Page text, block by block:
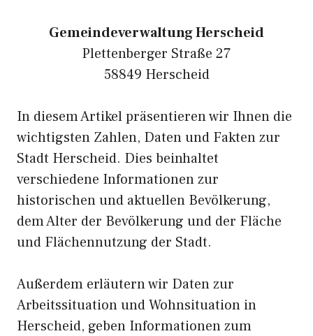
Gemeindeverwaltung Herscheid
Plettenberger Straße 27
58849 Herscheid
In diesem Artikel präsentieren wir Ihnen die
wichtigsten Zahlen, Daten und Fakten zur
Stadt Herscheid. Dies beinhaltet
verschiedene Informationen zur
historischen und aktuellen Bevölkerung,
dem Alter der Bevölkerung und der Fläche
und Flächennutzung der Stadt.
Außerdem erläutern wir Daten zur
Arbeitssituation und Wohnsituation in
Herscheid, geben Informationen zum